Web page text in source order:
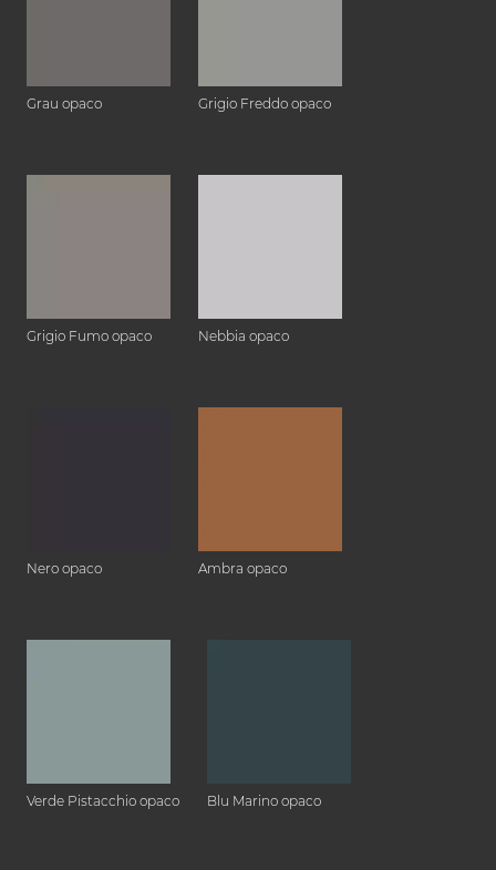
Grau opaco Grigio Freddo opaco
Grigio Fumo opaco Nebbia opaco
Nero opaco Ambra opaco
Verde Pistacchio opaco Blu Marino opaco